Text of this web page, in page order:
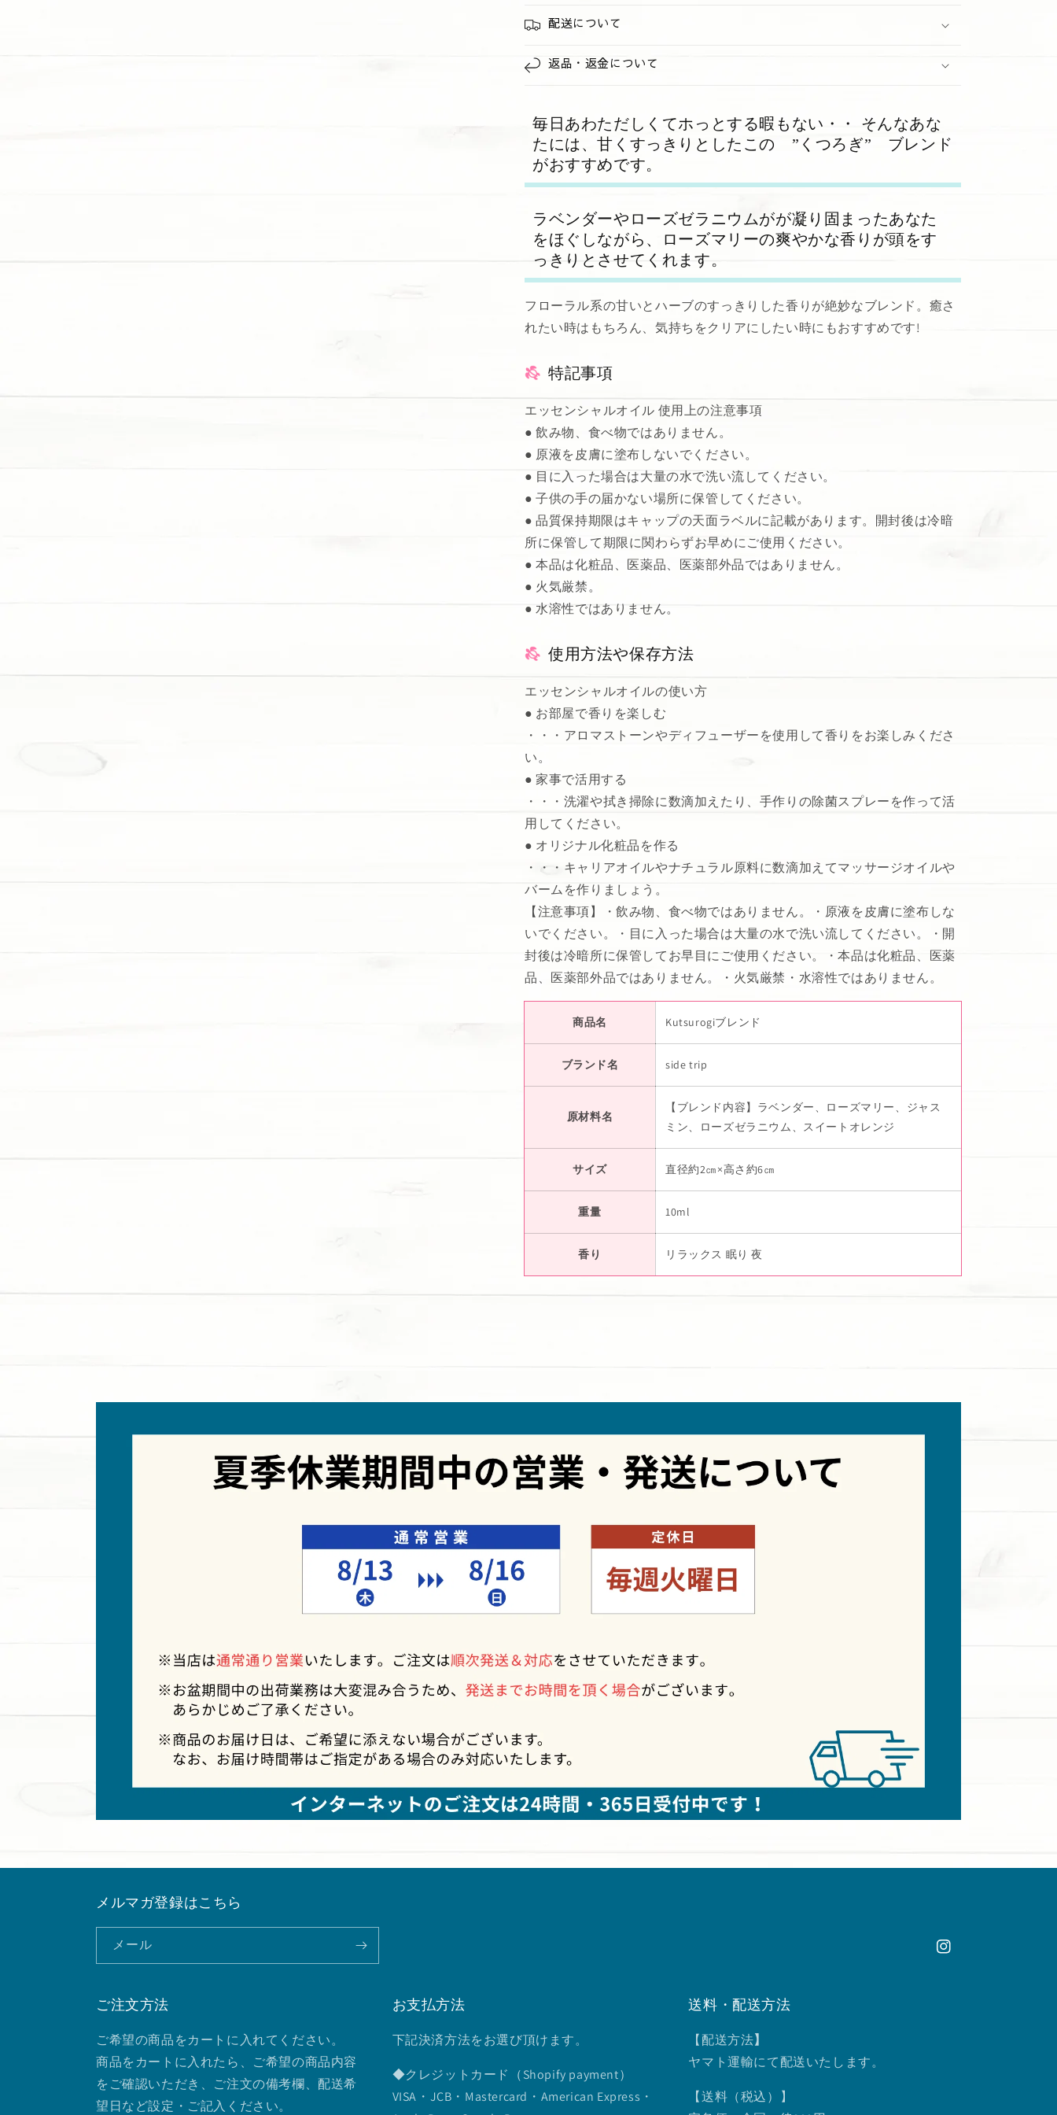
配送について
返品・返金について
毎日あわただしくてホっとする暇もない・・ そんなあな
たには、甘くすっきりとしたこの ”くつろぎ” ブレンド
がおすすめです。
ラベンダーやローズゼラニウムがが凝り固まったあなた
をほぐしながら、ローズマリーの爽やかな香りが頭をす
っきりとさせてくれます。
フローラル系の甘いとハーブのすっきりした香りが絶妙なブレンド。癒さ
れたい時はもちろん、気持ちをクリアにしたい時にもおすすめです!
特記事項
エッセンシャルオイル 使用上の注意事項
● 飲み物、食べ物ではありません。
● 原液を皮膚に塗布しないでください。
● 目に入った場合は大量の水で洗い流してください。
● 子供の手の届かない場所に保管してください。
● 品質保持期限はキャップの天面ラベルに記載があります。開封後は冷暗
所に保管して期限に関わらずお早めにご使用ください。
● 本品は化粧品、医薬品、医薬部外品ではありません。
● 火気厳禁。
● 水溶性ではありません。
使用方法や保存方法
エッセンシャルオイルの使い方
● お部屋で香りを楽しむ
・・・アロマストーンやディフューザーを使用して香りをお楽しみくださ
い。
● 家事で活用する
・・・洗濯や拭き掃除に数滴加えたり、手作りの除菌スプレーを作って活
用してください。
● オリジナル化粧品を作る
・・・キャリアオイルやナチュラル原料に数滴加えてマッサージオイルや
バームを作りましょう。
【注意事項】・飲み物、食べ物ではありません。・原液を皮膚に塗布しな
いでください。・目に入った場合は大量の水で洗い流してください。・開
封後は冷暗所に保管してお早目にご使用ください。・本品は化粧品、医薬
品、医薬部外品ではありません。・火気厳禁・水溶性ではありません。
商品名 Kutsurogiブレンド
ブランド名 side trip
原材料名
【ブレンド内容】ラベンダー、ローズマリー、ジャス
ミン、ローズゼラニウム、スイートオレンジ
サイズ 直径約2㎝×高さ約6㎝
重量 10ml
香り リラックス 眠り 夜
メルマガ登録はこちら
メール
Instagram
ご注文方法
ご希望の商品をカートに入れてください。
商品をカートに入れたら、ご希望の商品内容
をご確認いただき、ご注文の備考欄、配送希
望日など設定・ご記入ください。
お支払方法
下記決済方法をお選び頂けます。
◆クレジットカード（Shopify payment）
VISA・JCB・Mastercard・American Express・
送料・配送方法
【配送方法】
ヤマト運輸にて配送いたします。
【送料（税込）】